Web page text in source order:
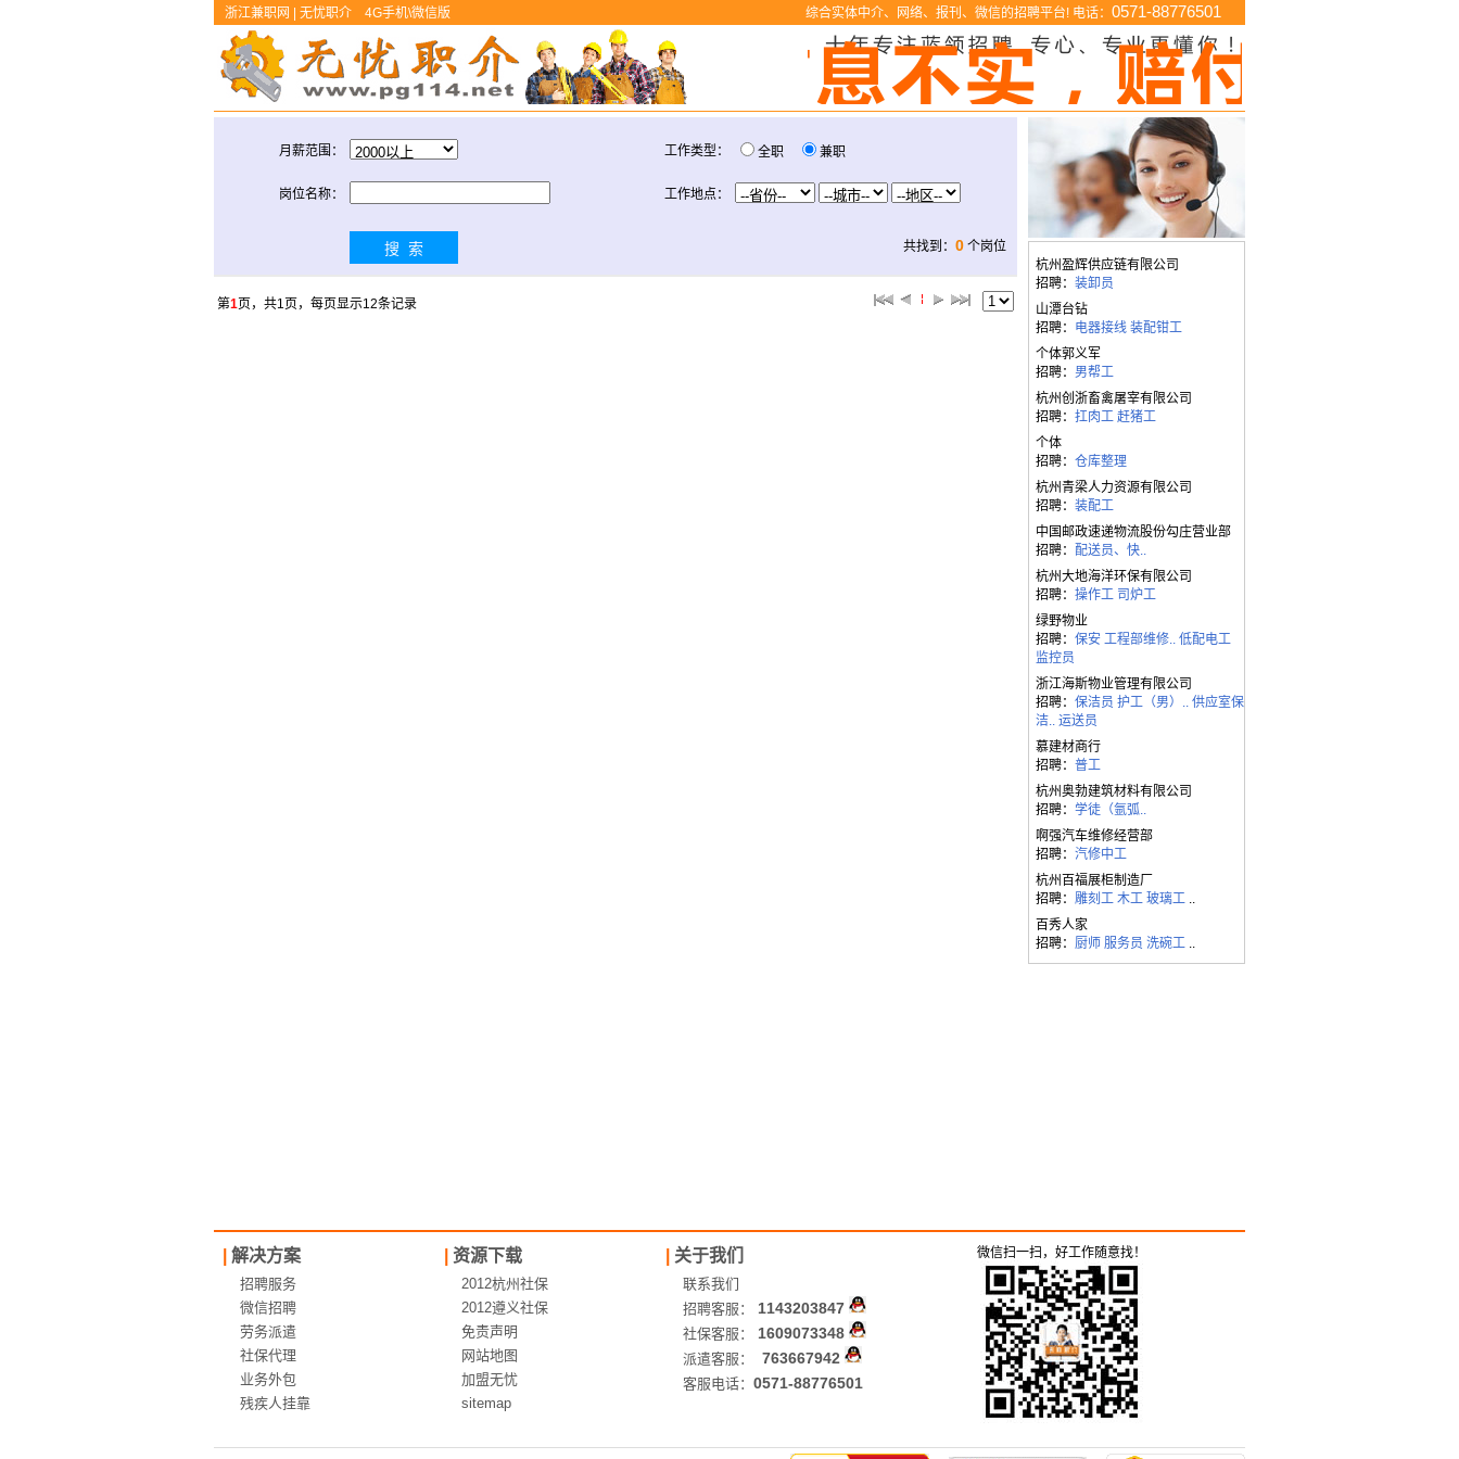
浙江兼职网 | 无忧职介 4G手机\微信版 综合实体中介、网络、报刊、微信的招聘平台! 电话： 0571-88776501
月薪范围： 工作类型： 全职 兼职
岗位名称： 工作地点：
共找到： 0 个岗位
第1页，共1页，每页显示12条记录
杭州盈辉供应链有限公司
招聘： 装卸员
山潭台钻
招聘： 电器接线 装配钳工
个体郭义军
招聘： 男帮工
杭州创浙畜禽屠宰有限公司
招聘： 扛肉工 赶猪工
个体
招聘： 仓库整理
杭州青梁人力资源有限公司
招聘： 装配工
中国邮政速递物流股份勾庄营业部
招聘： 配送员、快..
杭州大地海洋环保有限公司
招聘： 操作工 司炉工
绿野物业
招聘： 保安 工程部维修.. 低配电工
监控员
浙江海斯物业管理有限公司
招聘： 保洁员 护工（男）.. 供应室保
洁.. 运送员
慕建材商行
招聘： 普工
杭州奥勃建筑材料有限公司
招聘： 学徒（氩弧..
啊强汽车维修经营部
招聘： 汽修中工
杭州百福展柜制造厂
招聘： 雕刻工 木工 玻璃工 ..
百秀人家
招聘： 厨师 服务员 洗碗工 ..
解决方案 资源下载 关于我们 微信扫一扫，好工作随意找！
招聘服务
微信招聘
劳务派遣
社保代理
业务外包
残疾人挂靠
2012杭州社保
2012遵义社保
免责声明
网站地图
加盟无忧
sitemap
联系我们
招聘客服：
1143203847
社保客服： 1609073348
派遣客服： 763667942
客服电话： 0571-88776501